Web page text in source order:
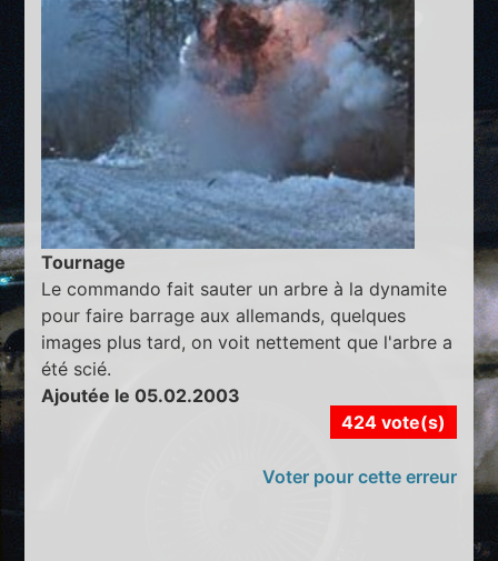
Tournage
Le commando fait sauter un arbre à la dynamite
pour faire barrage aux allemands, quelques
images plus tard, on voit nettement que l'arbre a
été scié.
Ajoutée le 05.02.2003
424 vote(s)
Voter pour cette erreur